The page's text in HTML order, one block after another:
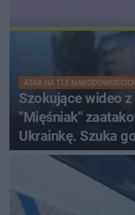
ATAK NA TLE
Szokujące wideo
"Mięśniak"
Ukrainkę. Szuka